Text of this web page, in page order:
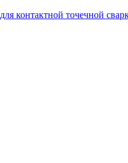
контактной точечной